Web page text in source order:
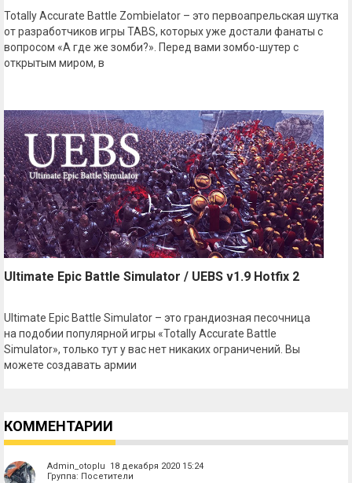
Totally Accurate Battle Zombielator – это первоапрельская шутка
от разработчиков игры TABS, которых уже достали фанаты с
вопросом «А где же зомби?». Перед вами зомбо-шутер с
открытым миром, в
Ultimate Epic Battle Simulator / UEBS v1.9 Hotfix 2
Ultimate Epic Battle Simulator – это грандиозная песочница
на подобии популярной игры «Totally Accurate Battle
Simulator», только тут у вас нет никаких ограничений. Вы
можете создавать армии
КОММЕНТАРИИ
Admin_otoplu 18 декабря 2020 15:24
Группа: Посетители